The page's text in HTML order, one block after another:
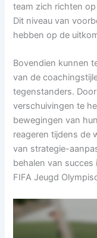
team zich richten
Dit niveau van
hebben op de
Bovendien kunnen
van de
tegenstanders.
verschuivingen te
bewegingen van
reageren tijdens de
van strategie-
behalen van
FIFA Jeugd